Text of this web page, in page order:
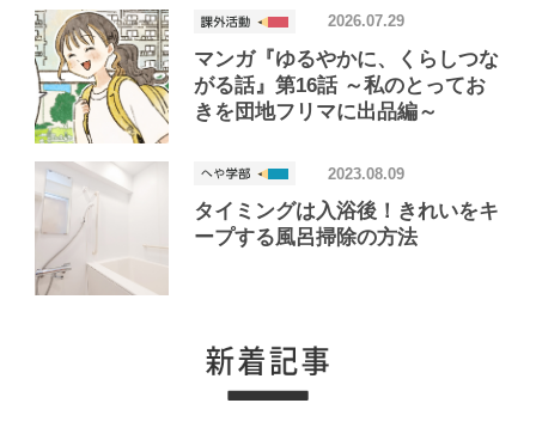
マンガ『ゆるやかに、くらしつな
がる話』第16話 ～私のとってお
きを団地フリマに出品編～
2026.07.29
タイミングは入浴後！きれいをキ
ープする風呂掃除の方法
2023.08.09